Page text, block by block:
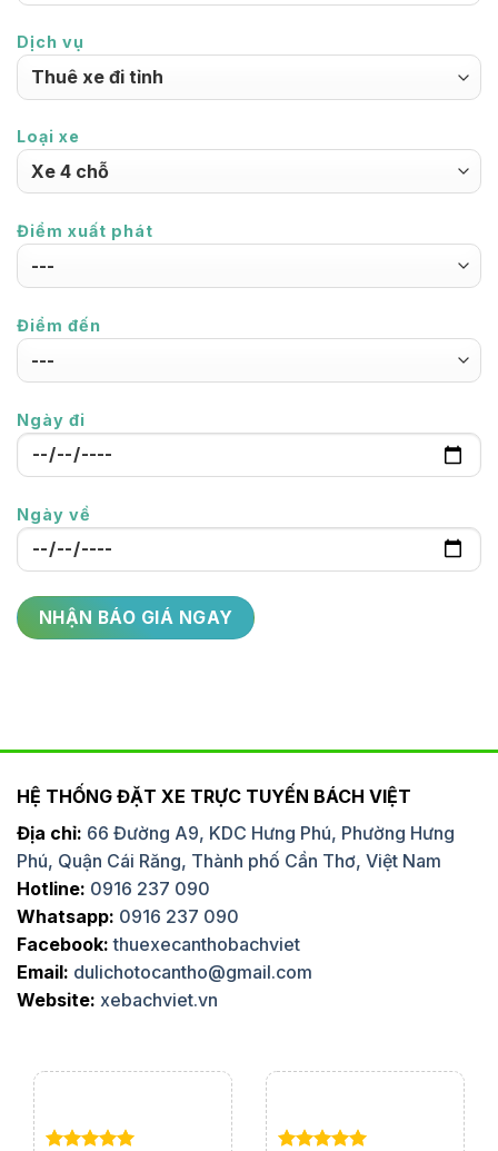
Dịch vụ
Loại xe
Điểm xuất phát
Điểm đến
Ngày đi
Ngày về
HỆ THỐNG ĐẶT XE TRỰC TUYẾN BÁCH VIỆT
Địa chỉ: 66 Đường A9, KDC Hưng Phú, Phường Hưng
Phú, Quận Cái Răng, Thành phố Cần Thơ, Việt Nam
Hotline: 0916 237 090
Whatsapp: 0916 237 090
Facebook: thuexecanthobachviet
Email: dulichotocantho@gmail.com
Website: xebachviet.vn